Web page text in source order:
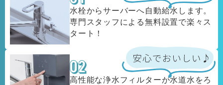
水栓からサーバーへ自動給水します。
専門スタッフによる無料設置で楽々ス
タート！
高性能な浄水フィルターが水道水をろ